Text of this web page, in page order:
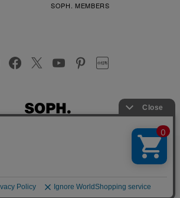
SOPH. MEMBERS
シー
ービス
ビスを提供するため、cookie(クッキー)を
ます。 詳しくは
プライバシーポリシーを
OK